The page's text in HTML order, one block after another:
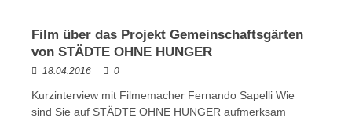
Film über das Projekt Gemeinschaftsgärten
von STÄDTE OHNE HUNGER
18.04.2016 0
Kurzinterview mit Filmemacher Fernando Sapelli Wie
sind Sie auf STÄDTE OHNE HUNGER aufmerksam